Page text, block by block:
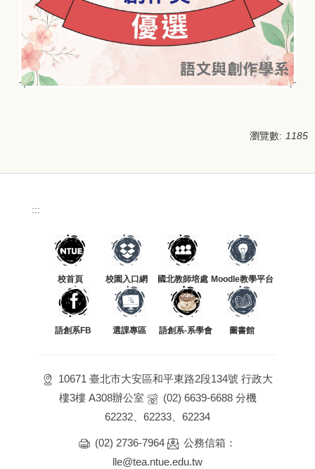
瀏覽數: 1185
:::
校首頁 校園入口網 國北教師培處 Moodle教學平台
語創系FB 選課專區 語創系-系學會 圖書館
10671 臺北市大安區和平東路2段134號 行政大
樓3樓 A308辦公室
(02) 6639-6688 分機
62232、62233、62234
(02) 2736-7964
公務信箱：
lle@tea.ntue.edu.tw